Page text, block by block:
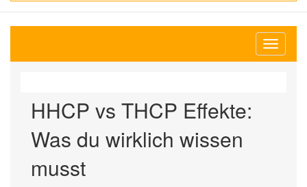
HHCP vs THCP Effekte:
Was du wirklich wissen
musst